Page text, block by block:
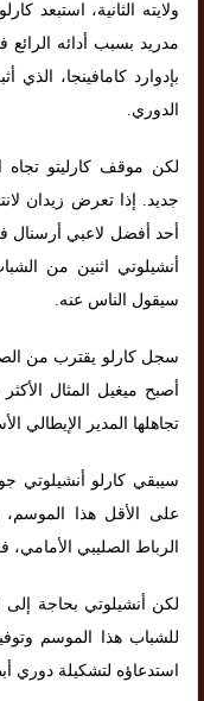
ولايته الثانية، استبعد
مدريد بسبب أدائه الرائع
بإدوارد كامافينجا،
الدوري.
لكن موقف كارليتو
جديد. إذا تعرض زيدان
أحد أفضل لاعبي أرسنال
أنشيلوتي اثنين من
سيقول الناس عنه.
سجل كارلو يقترب من
أصبح ميغيل المثال
تجاهلها المدير الإيطالي
سيبقي كارلو أنشيلوتي
على الأقل هذا
الرباط الصليبي
لكن أنشيلوتي بحاجة إلى
للشباب هذا الموسم
استدعاؤه لتشكيلة دوري